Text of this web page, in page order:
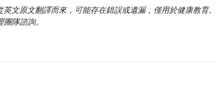
英文原文翻譯而來，可能存在錯誤或遺漏，僅用於健康教育
隊諮詢。